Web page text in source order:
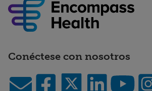
Conéctese con nosotros